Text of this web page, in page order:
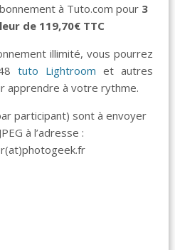
à Tuto.com pour 3
de 119,70€ TTC
illimité, vous pourrez
tuto Lightroom et autres
apprendre à votre rythme.
participant) sont à envoyer
à l’adresse :